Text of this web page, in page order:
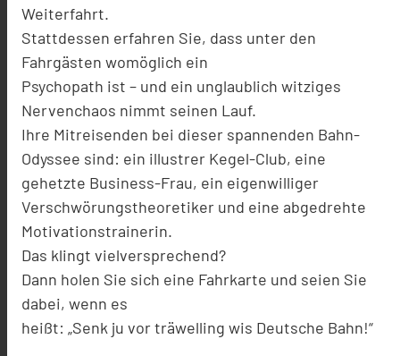
Weiterfahrt.
Stattdessen erfahren Sie, dass unter den
Fahrgästen womöglich ein
Psychopath ist – und ein unglaublich witziges
Nervenchaos nimmt seinen Lauf.
Ihre Mitreisenden bei dieser spannenden Bahn-
Odyssee sind: ein illustrer Kegel-Club, eine
gehetzte Business-Frau, ein eigenwilliger
Verschwörungstheoretiker und eine abgedrehte
Motivationstrainerin.
Das klingt vielversprechend?
Dann holen Sie sich eine Fahrkarte und seien Sie
dabei, wenn es
heißt: „Senk ju vor träwelling wis Deutsche Bahn!“